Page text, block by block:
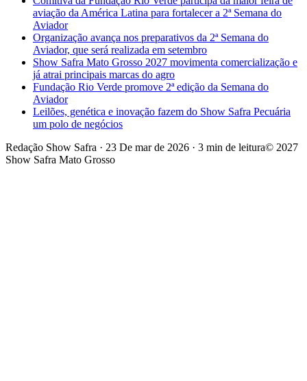
aviação da América Latina para fortalecer a 2ª Semana do
Aviador
Organização avança nos preparativos da 2ª Semana do
Aviador, que será realizada em setembro
Show Safra Mato Grosso 2027 movimenta comercialização e
já atrai principais marcas do agro
Fundação Rio Verde promove 2ª edição da Semana do
Aviador
Leilões, genética e inovação fazem do Show Safra Pecuária
um polo de negócios
Redação Show Safra · 23 De mar de 2026 · 3 min de leitura© 2027
Show Safra Mato Grosso